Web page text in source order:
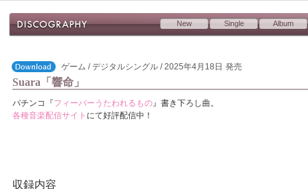
New Single Album
ゲーム / デジタルシングル / 2025年4月18日 発売
Suara「響命」
パチンコ『フィーバーうたわれるもの』書き下ろし曲。
各種音楽配信サイト にて好評配信中！
収録内容